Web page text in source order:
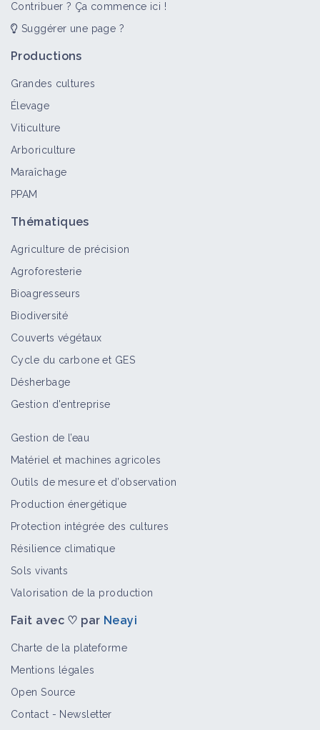
Contribuer ? Ça commence ici !
Suggérer une page ?
Productions
Grandes cultures
Élevage
Viticulture
Arboriculture
Maraîchage
PPAM
Thématiques
Agriculture de précision
Agroforesterie
Bioagresseurs
Biodiversité
Couverts végétaux
Cycle du carbone et GES
Désherbage
Gestion d'entreprise
Gestion de l’eau
Matériel et machines agricoles
Outils de mesure et d’observation
Production énergétique
Protection intégrée des cultures
Résilience climatique
Sols vivants
Valorisation de la production
Fait avec ♡ par Neayi
Charte de la plateforme
Mentions légales
Open Source
Contact - Newsletter